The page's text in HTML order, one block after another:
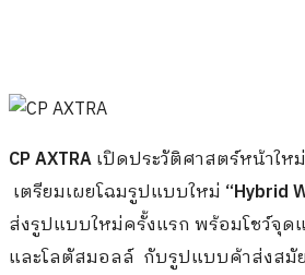
CP AXTRAเปิดประวัติศาสตร์หน้าให
เตรียมเผยโฉมรูปแบบใหม่ “Hybrid
ส่งรูปแบบใหม่ครั้งแรก พร้อมโชว์จุด
และโลตัสมอลล์ กับรูปแบบค้าส่งสมั